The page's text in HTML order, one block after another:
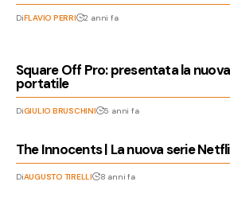
DiFLAVIO PERRI 2 anni fa
Square Off Pro: presentata la
portatile
DiGIULIO BRUSCHINI 5 anni fa
The Innocents | La nuova serie
DiAUGUSTO TIRELLI 8 anni fa